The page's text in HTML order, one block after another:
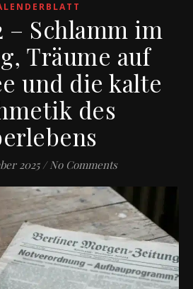
– Schlamm im
Träume auf
und die kalte
des
2025 / No Comments